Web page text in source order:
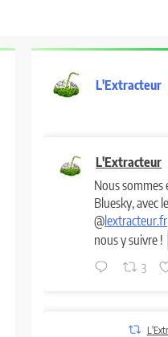
L'Extracteur
L'Extracteur
Nous sommes
Bluesky, avec
@lextracteur.fr
nous y suivre !
3